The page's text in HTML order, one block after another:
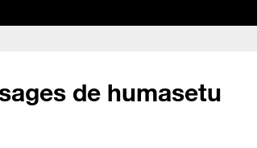
de humasetu